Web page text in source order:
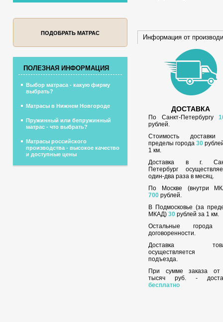
Информация от
ДОСТАВКА
По Санкт-Петербургу
рублей.
Стоимость
пределы города30
1 км.
Доставка в г.
Петербург
один-два раза в месяц.
По Москве (внутри
700 рублей.
В Подмосковье (за
МКАД)30 рублей за 1 км.
Остальные города
договоренности.
Доставка
осуществляется
подъезда.
При сумме заказа
тысяч руб. -
бесплатно
ПОДОБРАТЬ МАТРАС
ПОЛЕЗНАЯ ИНФОРМАЦИЯ
Выбор матраса - какую фирму
выбрать?
Матрасы в Нижнем Новгороде
Пружинный или бепружинный
матрас - что выбрать?
Матрасы российского
производства - высокое качество
и доступные цены